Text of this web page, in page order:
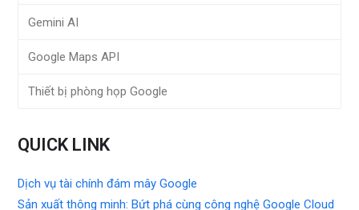
Gemini AI
Google Maps API
Thiết bị phòng họp Google
QUICK LINK
Dịch vụ tài chính đám mây Google
Sản xuất thông minh: Bứt phá cùng công nghệ Google Cloud